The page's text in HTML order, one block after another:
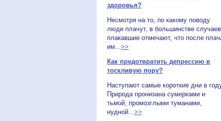
здоровья?
Несмотря на то, по какому поводу
люди плачут, в большинстве случаев
плакавшие отмечают, что после
им...>>
Как предотвратить депрессию в
тоскливую пору?
Наступают самые короткие дни в
Природа пронизана сумерками и
тьмой, промозглыми туманами,
нудной...>>